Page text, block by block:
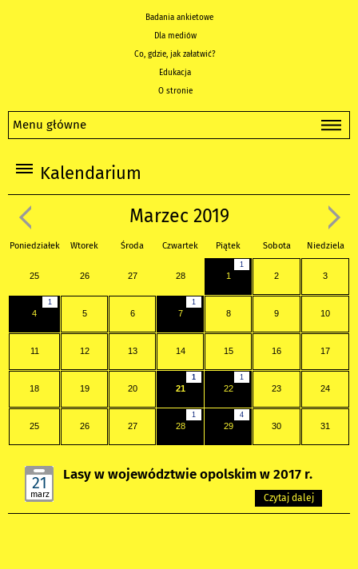
Badania ankietowe
Dla mediów
Co, gdzie, jak załatwić?
Edukacja
O stronie
Menu główne
Kalendarium
Marzec 2019
Poniedziałek Wtorek Środa Czwartek Piątek Sobota Niedziela
25 26 27 28
1
1 2 3
1
4 5 6
1
7 8 9 10
11 12 13 14 15 16 17
18 19 20
1
21
1
22 23 24
25 26 27
1
28
4
29 30 31
21
marz
Lasy w województwie opolskim w 2017 r.
Czytaj dalej